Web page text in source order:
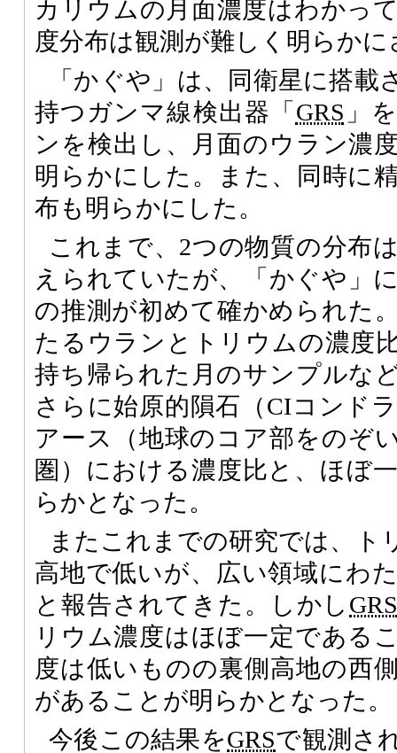
カリウムの月面濃度はわかっ
度分布は観測が難しく明らか
「かぐや」は、同衛星に搭載
持つガンマ線検出器「 GRS 」
ンを検出し、月面のウラン濃
明らかにした。また、同時に
布も明らかにした。
これまで、2つの物質の分布
えられていたが、「かぐや」
の推測が初めて確かめられた
たるウランとトリウムの濃度
持ち帰られた月のサンプルな
さらに始原的隕石（CIコンド
アース（地球のコア部をのぞ
圏）における濃度比と、ほぼ
らかとなった。
またこれまでの研究では、ト
高地で低いが、広い領域にわ
と報告されてきた。しかし
リウム濃度はほぼ一定である
度は低いものの裏側高地の西
があることが明らかとなった。
今後この結果をGRSで観測さ